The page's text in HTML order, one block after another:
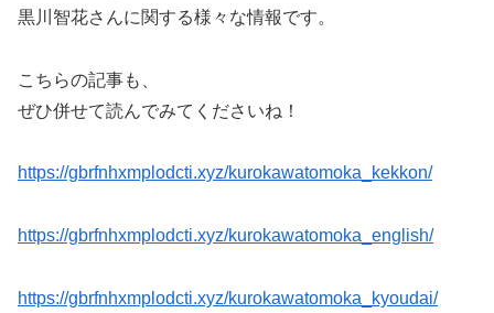
黒川智花さんに関する様々な情報です。
こちらの記事も、
ぜひ併せて読んでみてくださいね！
https://gbrfnhxmplodcti.xyz/kurokawatomoka_kekkon/
https://gbrfnhxmplodcti.xyz/kurokawatomoka_english/
https://gbrfnhxmplodcti.xyz/kurokawatomoka_kyoudai/